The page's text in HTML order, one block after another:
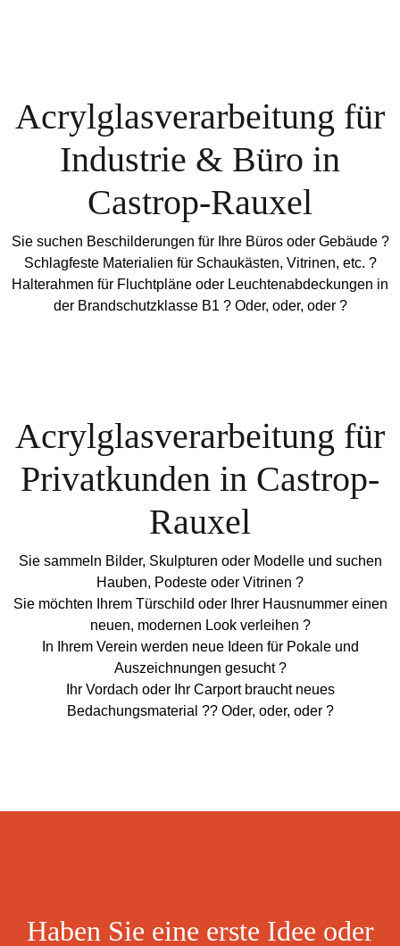
Acrylglasverarbeitung für
Industrie & Büro in
Castrop-Rauxel
Sie suchen Beschilderungen für Ihre Büros oder Gebäude ?
Schlagfeste Materialien für Schaukästen, Vitrinen, etc. ?
Halterahmen für Fluchtpläne oder Leuchtenabdeckungen in
der Brandschutzklasse B1 ? Oder, oder, oder ?
Acrylglasverarbeitung für
Privatkunden in Castrop-
Rauxel
Sie sammeln Bilder, Skulpturen oder Modelle und suchen
Hauben, Podeste oder Vitrinen ?
Sie möchten Ihrem Türschild oder Ihrer Hausnummer einen
neuen, modernen Look verleihen ?
In Ihrem Verein werden neue Ideen für Pokale und
Auszeichnungen gesucht ?
Ihr Vordach oder Ihr Carport braucht neues
Bedachungsmaterial ?? Oder, oder, oder ?
Haben Sie eine erste Idee oder